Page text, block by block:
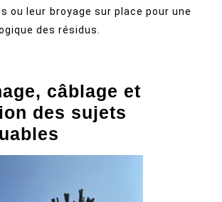
ou leur broyage sur place pour une
des résidus.
câblage et
des sujets